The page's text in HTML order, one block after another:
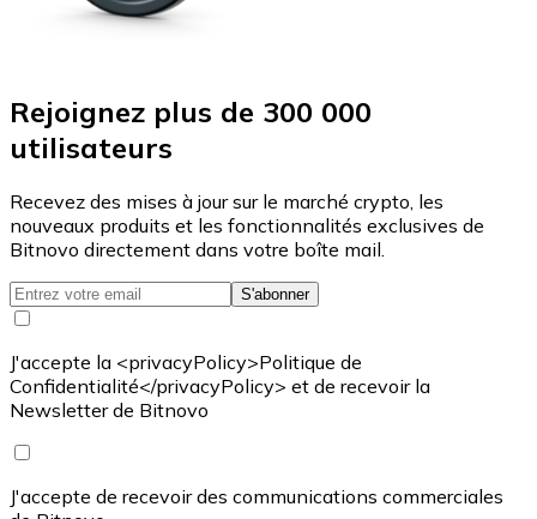
Rejoignez plus de 300 000
utilisateurs
Recevez des mises à jour sur le marché crypto, les
nouveaux produits et les fonctionnalités exclusives de
Bitnovo directement dans votre boîte mail.
S'abonner
J'accepte la <privacyPolicy>Politique de
Confidentialité</privacyPolicy> et de recevoir la
Newsletter de Bitnovo
J'accepte de recevoir des communications commerciales